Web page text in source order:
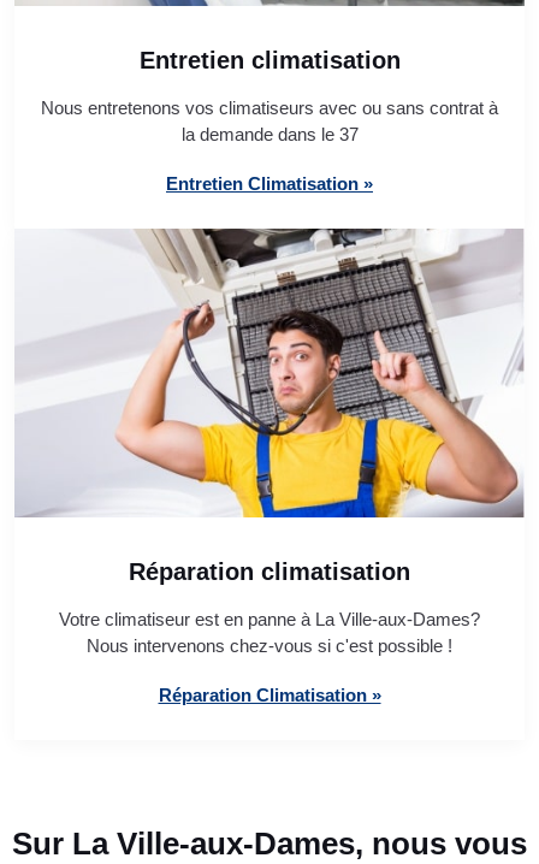
Entretien climatisation
Nous entretenons vos climatiseurs avec ou sans contrat à
la demande dans le 37
Entretien Climatisation »
Réparation climatisation
Votre climatiseur est en panne à La Ville-aux-Dames?
Nous intervenons chez-vous si c'est possible !
Réparation Climatisation »
Sur La Ville-aux-Dames, nous vous